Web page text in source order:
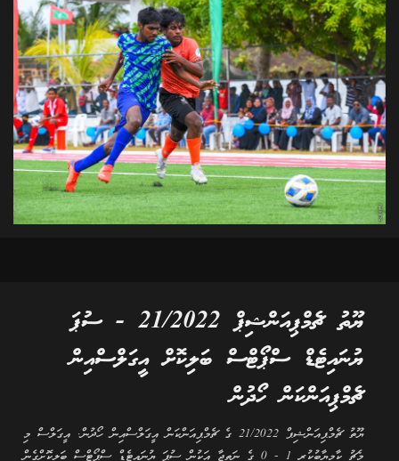
ޔޫތު ޗެމްޕިއަންޝިޕް 21/2022 - ސުޕަ
ޔުނައިޓެޑް ސްޕޯޓްސް ބަލިކޮށް އީގަލްސްއިން
ޗެމްޕިއަންކަން ހޯދުން
ޔޫތު ޗެމްޕިއަންޝިޕް 21/2022 ގެ ޗެމްޕިއަންކަން އީގަލްސްއިން ހޯދުން. އީގަލްސް މި
މެޗު ކާމިޔާބުކުރީ 1 - 0 ގެ ނަތީޖާ އަކުން ސުޕަ ޔުނައިޓެޑް ސްޕޯޓްސް ބަލިކޮށްގެން